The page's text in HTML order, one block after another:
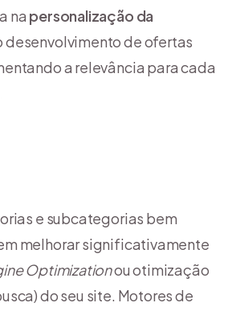
na personalização da
desenvolvimento de ofertas
a relevância para cada
e subcategorias bem
melhorar significativamente
Optimizationou otimização
do seu site. Motores de